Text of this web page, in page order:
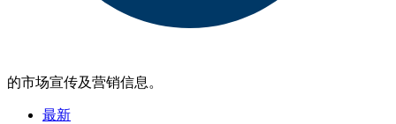
的市场宣传及营销信息。
最新